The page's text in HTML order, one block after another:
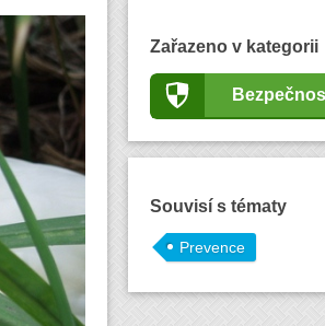
Zařazeno v kategorii
Souvisí s tématy
Prevence